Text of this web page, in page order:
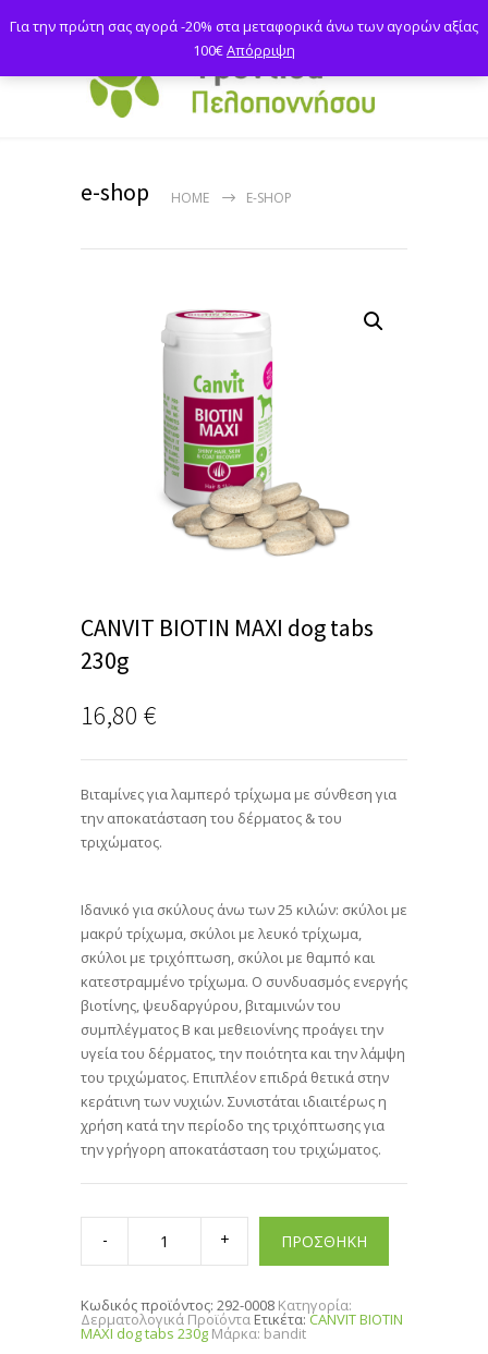
e-shop HOME E-SHOP
CANVIT BIOTIN MAXI dog tabs
230g
16,80 €
Βιταμίνες για λαμπερό τρίχωμα με σύνθεση για
την αποκατάσταση του δέρματος & του
τριχώματος.
Ιδανικό για σκύλους άνω των 25 κιλών: σκύλοι με
μακρύ τρίχωμα, σκύλοι με λευκό τρίχωμα,
σκύλοι με τριχόπτωση, σκύλοι με θαμπό και
κατεστραμμένο τρίχωμα. Ο συνδυασμός ενεργής
βιοτίνης, ψευδαργύρου, βιταμινών του
συμπλέγματος Β και μεθειονίνης προάγει την
υγεία του δέρματος, την ποιότητα και την λάμψη
του τριχώματος. Επιπλέον επιδρά θετικά στην
κεράτινη των νυχιών. Συνιστάται ιδιαιτέρως η
χρήση κατά την περίοδο της τριχόπτωσης για
την γρήγορη αποκατάσταση του τριχώματος.
CANVIT
BIOTIN
dog
quantity
ΠΡΟΣΘΗΚΗ
Κωδικός προϊόντος: 292-0008 Κατηγορία:
Δερματολογικά Προϊόντα Ετικέτα:CANVIT BIOTIN
MAXI dog tabs 230g Μάρκα: bandit
Για την πρώτη σας αγορά -20% στα μεταφορικά άνω των αγορών αξίας
100€Απόρριψη